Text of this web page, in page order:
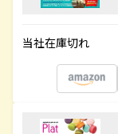
当社在庫切れ